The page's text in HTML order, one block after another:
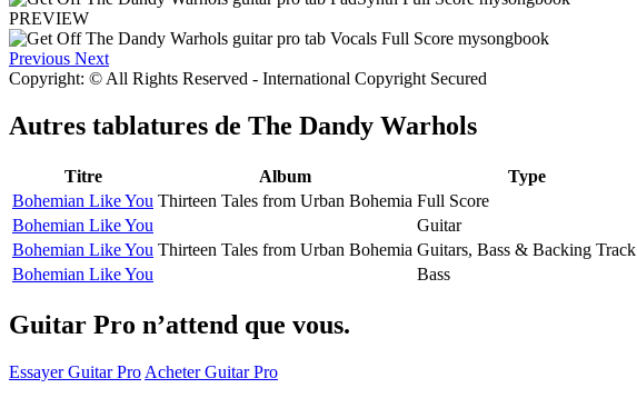
PREVIEW
Previous Next
Copyright: © All Rights Reserved - International Copyright Secured
Autres tablatures de The Dandy Warhols
Titre Album
Type
Bohemian Like You Thirteen Tales from Urban Bohemia Full Score
Bohemian Like You
Guitar
Bohemian Like You Thirteen Tales from Urban Bohemia Guitars, Bass & Backing Track
Bohemian Like You
Bass
Guitar Pro n’attend que vous.
Essayer Guitar Pro Acheter Guitar Pro